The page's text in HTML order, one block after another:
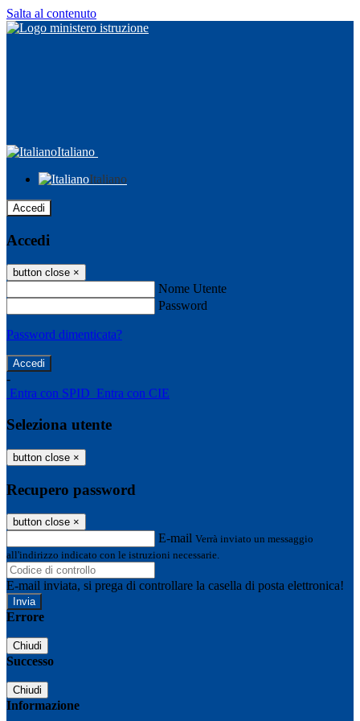
Salta al contenuto
Italiano
Italiano
Accedi
Accedi
button close ×
Nome Utente
Password
Password dimenticata?
-
Entra con SPID Entra con CIE
Seleziona utente
button close ×
Recupero password
button close ×
E-mail Verrà inviato un messaggio
all'indirizzo indicato con le istruzioni necessarie.
E-mail inviata, si prega di controllare la casella di posta elettronica!
Errore
Chiudi
Successo
Chiudi
Informazione